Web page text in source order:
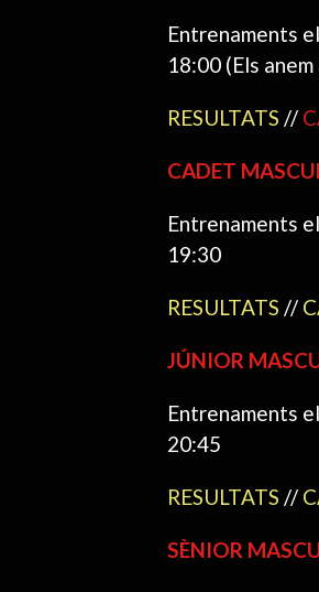
Entrenaments
18:00 (Els
RESULTATS //
CADET
Entrenaments
19:30
RESULTATS //
JÚNIOR
Entrenaments
20:45
RESULTATS //
SÈNIOR